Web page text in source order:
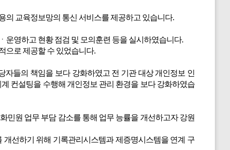
의 교육정보망의 통신 서비스를 제공하고 있습니다.
영하고 현황 점검 및 모의훈련 등을 실시하였습니다.
으로 제공할 수 있었습니다.
들의 책임을 보다 강화하였고 전 기관 대상 개인정보 인
컨설팅을 수행해 개인정보 관리 환경을 보다 강화하였습
민원 업무 부담 감소를 통해 업무 능률을 개선하고자 강원
선하기 위해 기록관리시스템과 제증명시스템을 연계 구